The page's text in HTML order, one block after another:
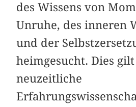
des Wissens von
Unruhe, des inneren
und der
heimgesucht. Dies
neuzeitliche